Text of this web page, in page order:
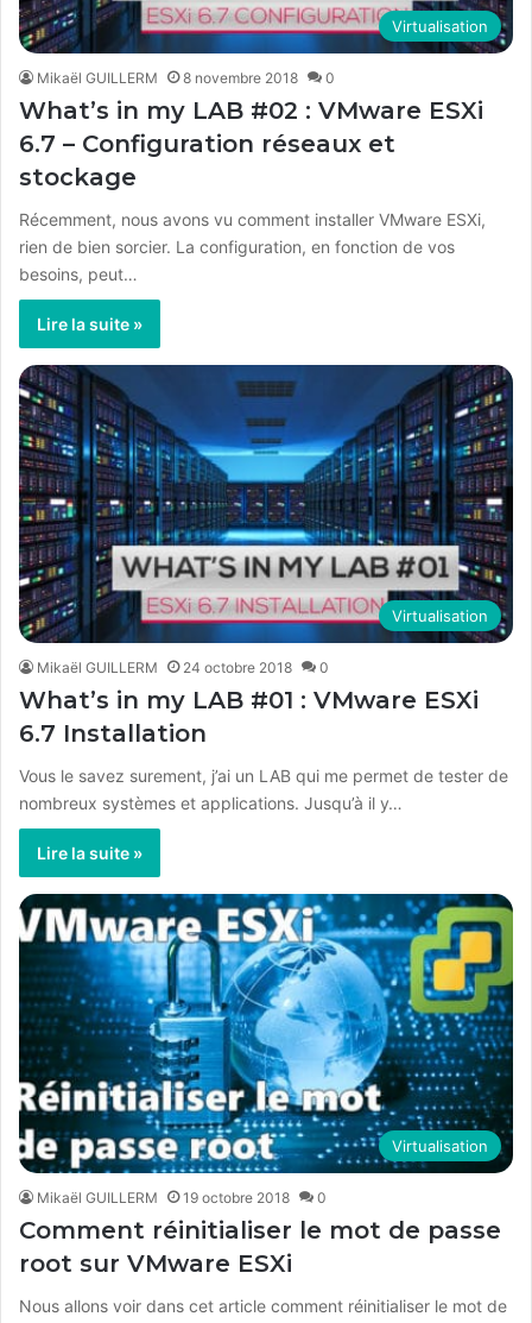
Virtualisation
Mikaël GUILLERM 8 novembre 2018 0
What’s in my LAB #02 : VMware ESXi
6.7 – Configuration réseaux et
stockage
Récemment, nous avons vu comment installer VMware ESXi,
rien de bien sorcier. La configuration, en fonction de vos
besoins, peut…
Lire la suite »
Virtualisation
Mikaël GUILLERM 24 octobre 2018 0
What’s in my LAB #01 : VMware ESXi
6.7 Installation
Vous le savez surement, j’ai un LAB qui me permet de tester de
nombreux systèmes et applications. Jusqu’à il y…
Lire la suite »
Virtualisation
Mikaël GUILLERM 19 octobre 2018 0
Comment réinitialiser le mot de passe
root sur VMware ESXi
Nous allons voir dans cet article comment réinitialiser le mot de